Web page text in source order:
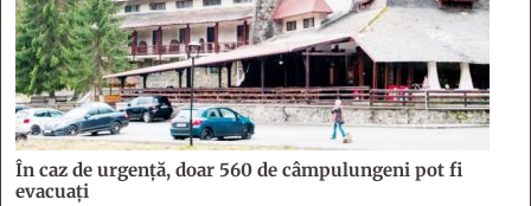
În caz de urgență, doar 560 de câmpulungeni pot fi
evacuați